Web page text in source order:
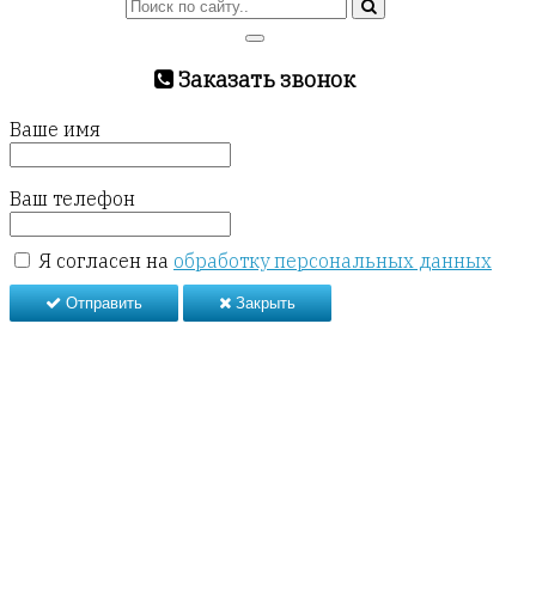
Заказать звонок
Ваше имя
Ваш телефон
Я согласен на обработку персональных данных
Отправить Закрыть